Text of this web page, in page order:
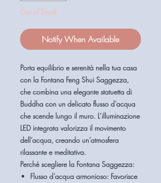
Out of Stock
Notify When Available
Porta equilibrio e serenità nella tua casa
con la Fontana Feng Shui Saggezza,
che combina una elegante statuetta di
Buddha con un delicato flusso d’acqua
che scende lungo il muro. L’illuminazione
LED integrata valorizza il movimento
dell’acqua, creando un’atmosfera
rilassante e meditativa.
Perché scegliere la Fontana Saggezza:
Flusso d’acqua armonioso: Favorisce